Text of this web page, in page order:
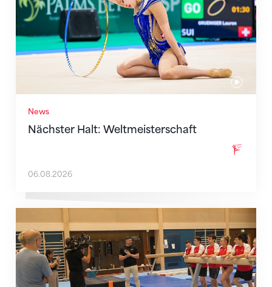
News
Nächster Halt: Weltmeisterschaft
06.08.2026
Mit klaren Zielen nach Zagreb